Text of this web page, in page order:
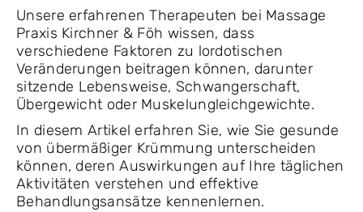
Unsere erfahrenen Therapeuten bei Massage
Praxis Kirchner & Föh wissen, dass
verschiedene Faktoren zu lordotischen
Veränderungen beitragen können, darunter
sitzende Lebensweise, Schwangerschaft,
Übergewicht oder Muskelungleichgewichte.
In diesem Artikel erfahren Sie, wie Sie gesunde
von übermäßiger Krümmung unterscheiden
können, deren Auswirkungen auf Ihre täglichen
Aktivitäten verstehen und effektive
Behandlungsansätze kennenlernen.